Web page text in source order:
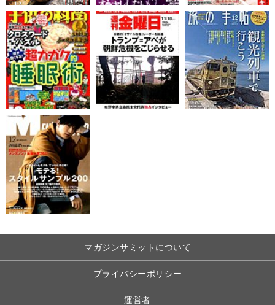
マガジンサミットについて
プライバシーポリシー
運営者